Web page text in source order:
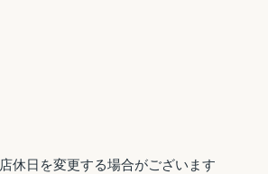
休日を変更する場合がございます